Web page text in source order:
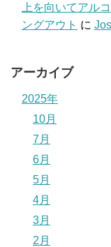
上を向いてアル
ングアウト に
アーカイブ
2025年
10月
7月
6月
5月
4月
3月
2月